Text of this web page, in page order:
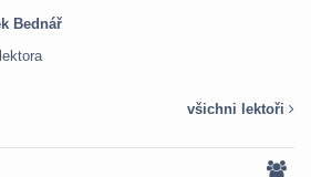
Bednář
všichni lektoři